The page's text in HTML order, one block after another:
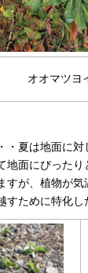
オオマツヨ
夏は地面に
地面にぴった
が、植物が
ために特化し